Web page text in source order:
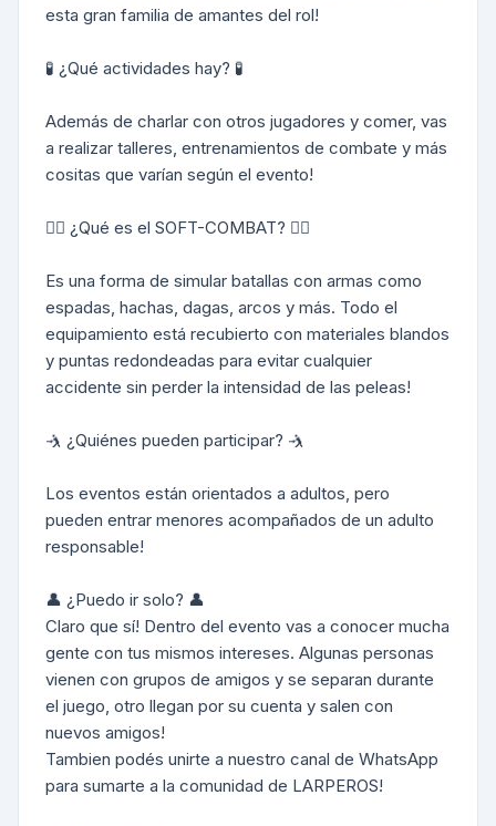
esta gran familia de amantes del rol!
🧪 ¿Qué actividades hay? 🧪
Además de charlar con otros jugadores y comer, vas
a realizar talleres, entrenamientos de combate y más
cositas que varían según el evento!
🤼‍♀️ ¿Qué es el SOFT-COMBAT? 🤼‍♀️
Es una forma de simular batallas con armas como
espadas, hachas, dagas, arcos y más. Todo el
equipamiento está recubierto con materiales blandos
y puntas redondeadas para evitar cualquier
accidente sin perder la intensidad de las peleas!
🤺 ¿Quiénes pueden participar? 🤺
Los eventos están orientados a adultos, pero
pueden entrar menores acompañados de un adulto
responsable!
👤 ¿Puedo ir solo? 👤
Claro que sí! Dentro del evento vas a conocer mucha
gente con tus mismos intereses. Algunas personas
vienen con grupos de amigos y se separan durante
el juego, otro llegan por su cuenta y salen con
nuevos amigos!
Tambien podés unirte a nuestro canal de WhatsApp
para sumarte a la comunidad de LARPEROS!